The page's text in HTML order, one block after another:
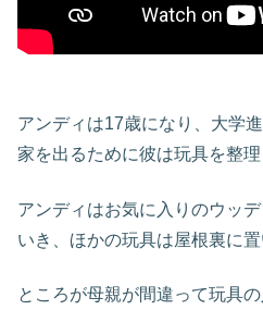
アンディは17歳になり、大学
家を出るために彼は玩具を整理
アンディはお気に入りのウッ
いき、ほかの玩具は屋根裏に
ところが母親が間違って玩具